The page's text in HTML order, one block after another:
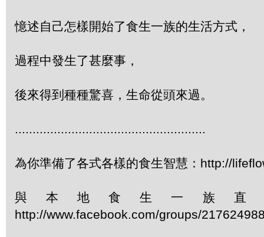
憶述自己怎樣開始了食生一族的生活方式，
過程中發生了甚麼事，
後來得到種種驚喜，生命從頭來過。
......................................................
為你準備了各式各樣的食生智慧：http://
與本地食生一族直
http://www.facebook.com/groups/